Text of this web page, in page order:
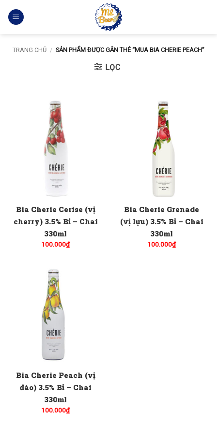
qua
TRANG CHỦ / SẢN PHẨM ĐƯỢC GẮN THẺ “MUA BIA CHERIE PEACH”
LỌC
Bia Cherie Cerise (vị
cherry) 3.5% Bỉ – Chai
330ml
100.000₫
Bia Cherie Grenade
(vị lựu) 3.5% Bỉ – Chai
330ml
100.000₫
Bia Cherie Peach (vị
đào) 3.5% Bỉ – Chai
330ml
100.000₫